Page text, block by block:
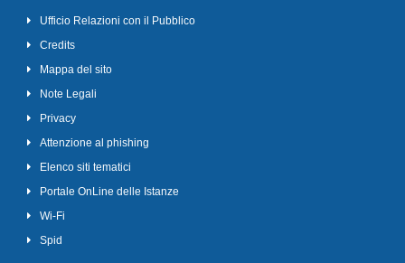
Ufficio Relazioni con il Pubblico
Credits
Mappa del sito
Note Legali
Privacy
Attenzione al phishing
Elenco siti tematici
Portale OnLine delle Istanze
Wi-Fi
Spid